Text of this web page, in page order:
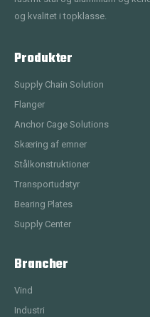
og kvalitet i topklasse.
Produkter
Supply Chain Solution
Flanger
Anchor Cage Solutions
Skæring af emner
Stålkonstruktioner
Transportudstyr
Bearing Plates
Supply Center
Brancher
Vind
Industri